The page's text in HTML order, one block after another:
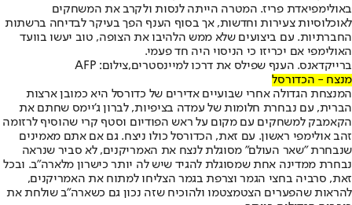
באולימפיאדת פריז. המטרה הייתה לנסות ולקרב את המשחקים
לאוכלוסיות צעירות וחדשות, אך בסוף הענף הפך בעיקר לבדיחה ברשתות
החברתיות. עם ביצועים שלא ממש הלהיבו את הצופה, טוב יעשו בוועד
האולימפי אם יכריזו כי הניסוי היה חד פעמי.
ברייקדאנס. הענף שפילס את דרכו למיינסטרים,צילום: AFP
מנצח - הכדורסל
המנצחת הגדולה אחרי שבועיים אדירים של כדורסל היא כמובן ארצות
הברית, עם נבחרת חלומות של עמדה בציפיות, לברון ג'יימס שחתם את
הקאמבק למשחקים עם מקום על ראש הפודיום וסטף קרי שהוסיף לרזומה
זהב אולימפי ראשון. עם זאת, הכדורסל כולו ניצח. גם אם אתם מאמינים
שנבחרת "שאר העולם" מסוגלת לנצח את האמריקנים, לא סביר שנראה
נבחרת ממדינה אחת שמסוגלת להגיד שיש לה יותר כישרון מלארה"ב. ובכל
זאת, סרביה בחצי הגמר וצרפת בגמר הצליחו למתוח את האמריקנים,
להראות שהפערים הצטמצטמו ולהוכיח שזה נכון גם כשארה"ב שולחת את